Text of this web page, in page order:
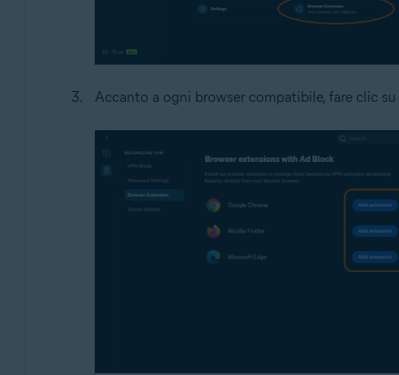
Accanto a ogni browser compatibile, fare clic su